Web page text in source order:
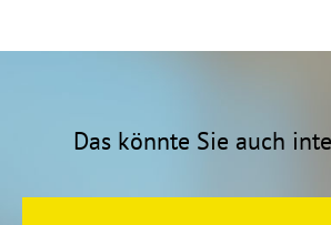
Das könnte Sie auch